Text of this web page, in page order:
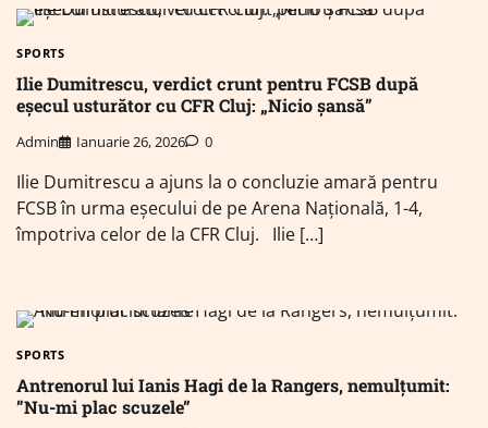
SPORTS
Ilie Dumitrescu, verdict crunt pentru FCSB după
eșecul usturător cu CFR Cluj: „Nicio șansă”
Admin Ianuarie 26, 2026 0
Ilie Dumitrescu a ajuns la o concluzie amară pentru
FCSB în urma eșecului de pe Arena Națională, 1-4,
împotriva celor de la CFR Cluj. Ilie […]
SPORTS
Antrenorul lui Ianis Hagi de la Rangers, nemulțumit:
”Nu-mi plac scuzele”